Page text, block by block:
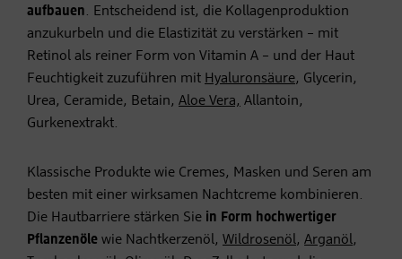
aufbauen. Entscheidend ist, die Kollagenproduktion
anzukurbeln und die Elastizität zu verstärken – mit
Retinol als reiner Form von Vitamin A – und der Haut
Feuchtigkeit zuzuführen mit Hyaluronsäure, Glycerin,
Urea, Ceramide, Betain, Aloe Vera, Allantoin,
Gurkenextrakt.
Klassische Produkte wie Cremes, Masken und Seren am
besten mit einer wirksamen Nachtcreme kombinieren.
Die Hautbarriere stärken Sie in Form hochwertiger
Pflanzenöle wie Nachtkerzenöl, Wildrosenöl, Arganöl,